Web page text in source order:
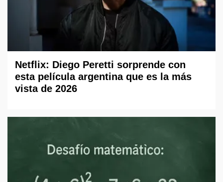
Netflix: Diego Peretti sorprende con
esta película argentina que es la más
vista de 2026